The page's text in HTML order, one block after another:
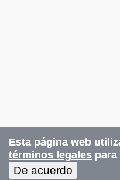
Esta página web
términos legales
De acuerdo